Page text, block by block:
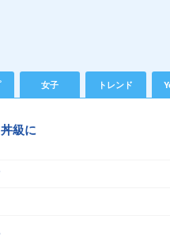
女子 トレンド
級に